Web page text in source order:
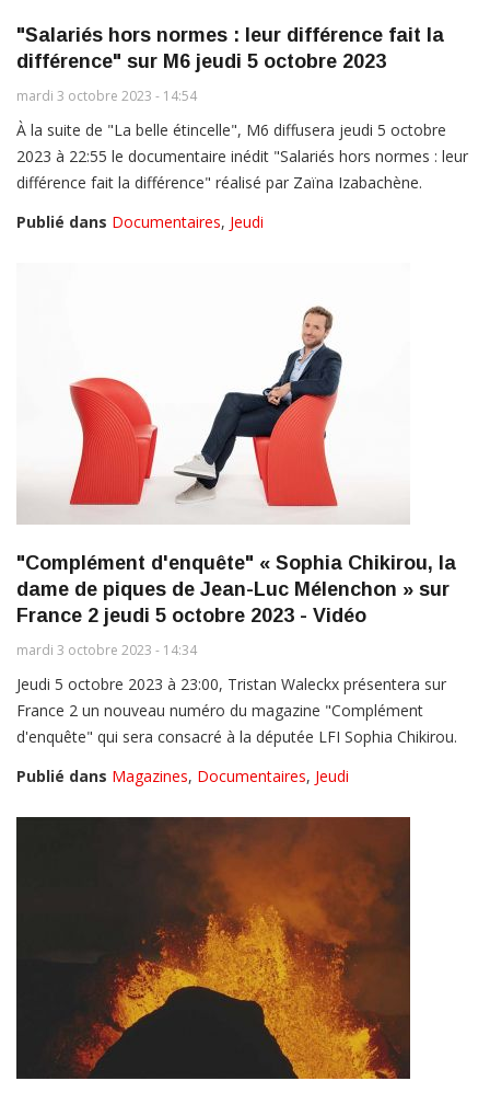
"Salariés hors normes : leur différence fait la
différence" sur M6 jeudi 5 octobre 2023
mardi 3 octobre 2023 - 14:54
À la suite de "La belle étincelle", M6 diffusera jeudi 5 octobre
2023 à 22:55 le documentaire inédit "Salariés hors normes : leur
différence fait la différence" réalisé par Zaïna Izabachène.
Publié dans Documentaires, Jeudi
"Complément d'enquête" « Sophia Chikirou, la
dame de piques de Jean-Luc Mélenchon » sur
France 2 jeudi 5 octobre 2023 - Vidéo
mardi 3 octobre 2023 - 14:34
Jeudi 5 octobre 2023 à 23:00, Tristan Waleckx présentera sur
France 2 un nouveau numéro du magazine "Complément
d'enquête" qui sera consacré à la députée LFI Sophia Chikirou.
Publié dans Magazines, Documentaires, Jeudi